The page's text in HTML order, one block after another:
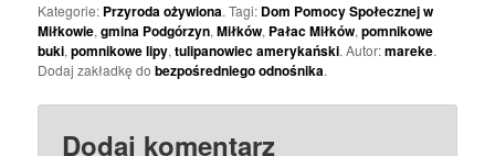
Kategorie: Przyroda ożywiona. Tagi: Dom Pomocy Społecznej w
Miłkowie,gmina Podgórzyn,Miłków, Pałac Miłków,pomnikowe
buki,pomnikowe lipy,tulipanowiec amerykański. Autor:mareke.
Dodaj zakładkę dobezpośredniego odnośnika.
Dodaj komentarz